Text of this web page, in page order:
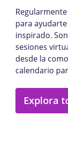
para
inspirado.
sesiones
desde la
calendario
Explora